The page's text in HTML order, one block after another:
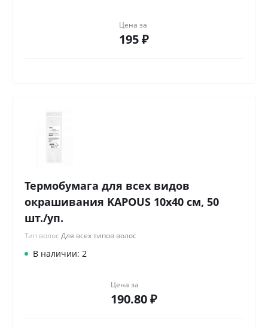
Цена за
195 ₽
Термобумага для всех видов
окрашивания KAPOUS 10х40 см, 50
шт./уп.
Тип волос Для всех типов волос
В наличии: 2
Цена за
190.80 ₽